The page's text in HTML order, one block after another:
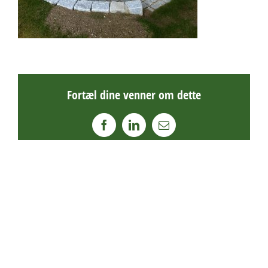
Fortæl dine venner om dette
FacebookLinkedIn
E-
mail